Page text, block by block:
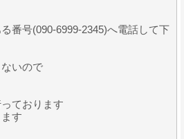
番号(090-6999-2345)へ電話して下
いので
ております
す